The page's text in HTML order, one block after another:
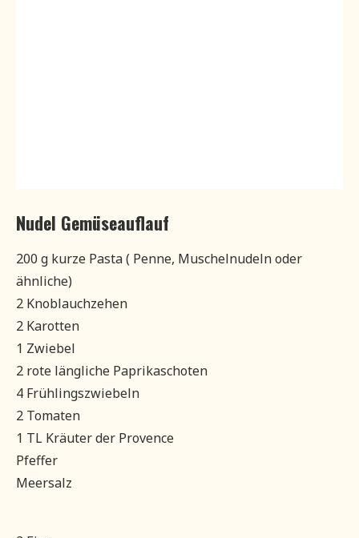
Nudel Gemüseauflauf
200 g kurze Pasta ( Penne, Muschelnudeln oder
ähnliche)
2 Knoblauchzehen
2 Karotten
1 Zwiebel
2 rote längliche Paprikaschoten
4 Frühlingszwiebeln
2 Tomaten
1 TL Kräuter der Provence
Pfeffer
Meersalz